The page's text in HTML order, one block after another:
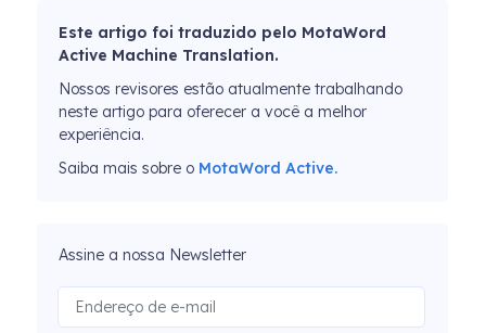
Este artigo foi traduzido pelo MotaWord
Active Machine Translation.
Nossos revisores estão atualmente trabalhando
neste artigo para oferecer a você a melhor
experiência.
Saiba mais sobre o MotaWord Active.
Assine a nossa Newsletter